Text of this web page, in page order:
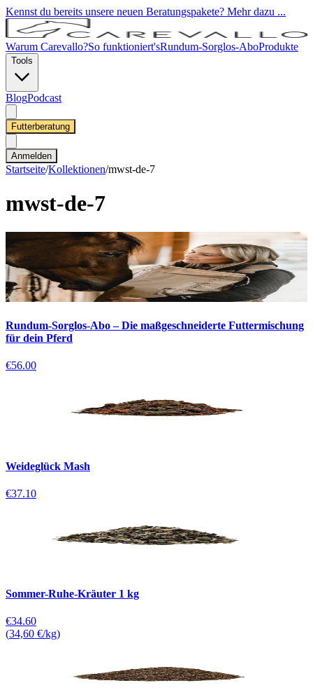
Kennst du bereits unsere neuen Beratungspakete? Mehr dazu ...
Warum Carevallo?So funktioniert'sRundum-Sorglos-AboProdukte
Tools
BlogPodcast
Futterberatung
Anmelden
Startseite/Kollektionen/mwst-de-7
mwst-de-7
Rundum-Sorglos-Abo – Die maßgeschneiderte Futtermischung
für dein Pferd
€56.00
Weideglück Mash
€37.10
Sommer-Ruhe-Kräuter 1 kg
€34.60
(34,60 €/kg)